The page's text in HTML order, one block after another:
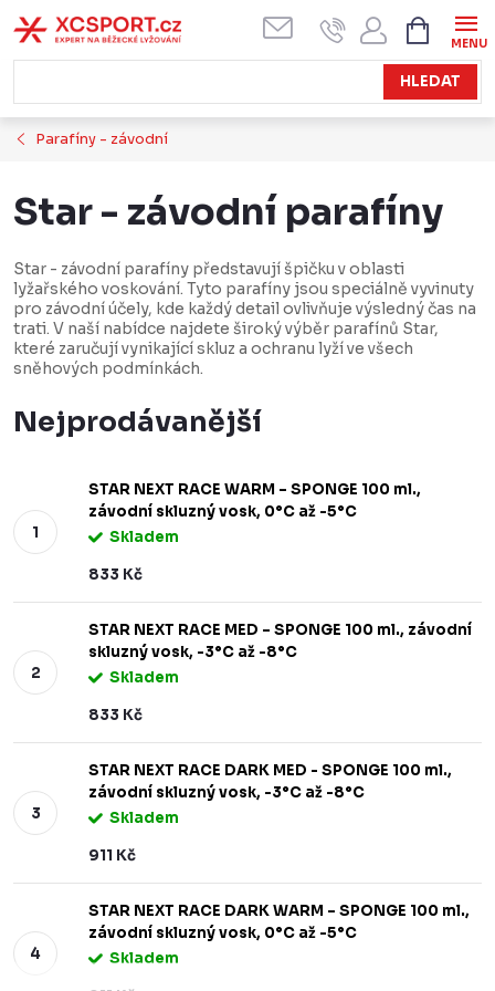
na
obsah
HLEDAT
KOŠÍK
Parafíny - závodní
Star - závodní parafíny
Star - závodní parafíny představují špičku v oblasti
lyžařského voskování. Tyto parafíny jsou speciálně vyvinuty
pro závodní účely, kde každý detail ovlivňuje výsledný čas na
trati. V naší nabídce najdete široký výběr parafínů Star,
které zaručují vynikající skluz a ochranu lyží ve všech
sněhových podmínkách.
Nejprodávanější
STAR NEXT RACE WARM – SPONGE 100 ml.,
závodní skluzný vosk, 0°C až -5°C
Skladem
833 Kč
STAR NEXT RACE MED – SPONGE 100 ml., závodní
skluzný vosk, -3°C až -8°C
Skladem
833 Kč
STAR NEXT RACE DARK MED - SPONGE 100 ml.,
závodní skluzný vosk, -3°C až -8°C
Skladem
911 Kč
STAR NEXT RACE DARK WARM – SPONGE 100 ml.,
závodní skluzný vosk, 0°C až -5°C
Skladem